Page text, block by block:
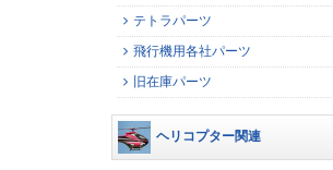
テトラパーツ
飛行機用各社パーツ
旧在庫パーツ
ヘリコプター関連